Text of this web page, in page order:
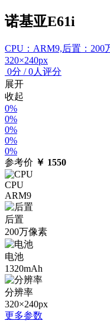
诺基亚E61i
CPU：ARM9,后置：200
320×240px
0分 /0人评分
展开
收起
0%
0%
0%
0%
0%
参考价 ￥ 1550
CPU
ARM9
后置
200万像素
电池
1320mAh
分辨率
320×240px
更多参数